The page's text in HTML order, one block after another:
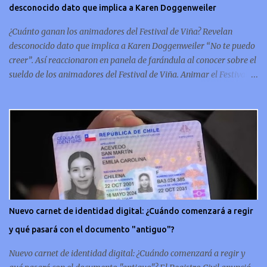
conmemorativo La moneda chilena de 20 centavos es
conmemorativa, sí, como lo lees, celebra un capítulo importante en
la hi...
desconocido dato que implica a Karen Doggenweiler
¿Cuánto ganan los animadores del Festival de Viña? Revelan
desconocido dato que implica a Karen Doggenweiler “No te puedo
creer”. Así reaccionaron en panela de farándula al conocer sobre el
sueldo de los animadores del Festival de Viña. Animar el Festival
debería ser acorde. ¿Cuánto ganará Karen Doggenweiler y su
acompañante? Según se conoce hasta ahora, los animadores del
Festival de Viña del Mar no reciben un sueldo por su rol en el
evento. Al menos no un monto extra al que venían percibirndo por
contrato con su canal empleador. “A la Karen no le pagan, no le
pagan aparte. Hace rato que no pagan”, confirmó la periodista de
espectáculos, Cecilia Gutiérrez, en el programa Hay Que Decirlo
(Canal 13). “A mí la Tonka (Tomicic) me dijo que a ellos no le
pagaban”, complementó Willy Sabor. Nacho Gutiérrez aportó que,
Nuevo carnet de identidad digital: ¿Cuándo comenzará a regir
y qué pasará con el documento "antiguo"?
Nuevo carnet de identidad digital: ¿Cuándo comenzará a regir y